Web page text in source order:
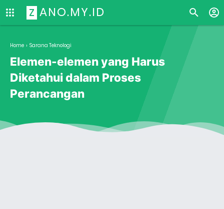
Z ANO.MY.ID
Home › Sarana Teknologi
Elemen-elemen yang Harus
Diketahui dalam Proses
Perancangan